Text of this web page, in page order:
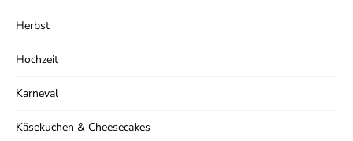
Herbst
Hochzeit
Karneval
Käsekuchen & Cheesecakes